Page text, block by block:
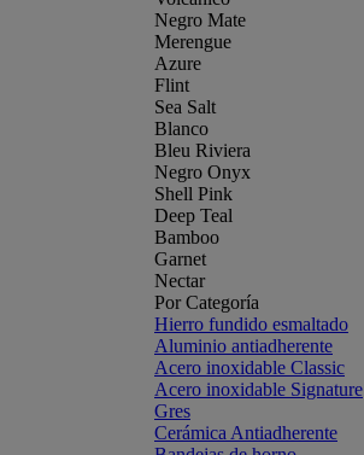
Negro Mate
Merengue
Azure
Flint
Sea Salt
Blanco
Bleu Riviera
Negro Onyx
Shell Pink
Deep Teal
Bamboo
Garnet
Nectar
Por Categoría
Hierro fundido esmaltado
Aluminio antiadherente
Acero inoxidable Classic
Acero inoxidable Signature
Gres
Cerámica Antiadherente